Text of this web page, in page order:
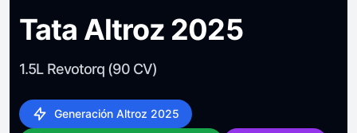
Tata Altroz 2025
1.5L Revotorq (90 CV)
Generación Altroz 2025